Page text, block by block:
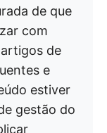
de que
com
de
e
estiver
gestão do